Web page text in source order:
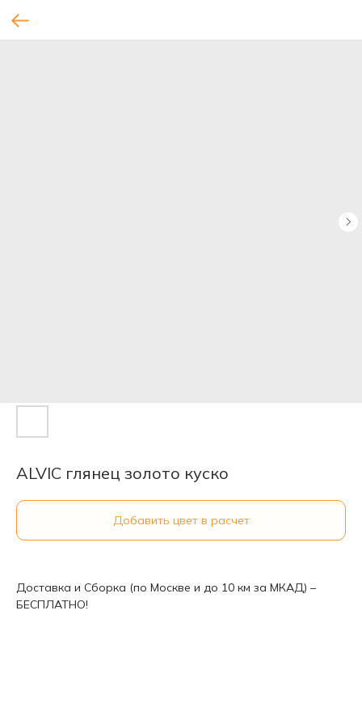
ALVIC глянец золото куско
Добавить цвет в расчет
Доставка и Сборка (по Москве и до 10 км за МКАД) –
БЕСПЛАТНО!